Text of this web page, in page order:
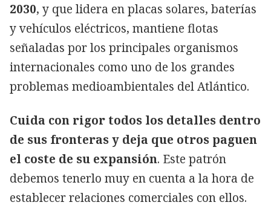
2030, y que lidera en placas solares, baterías
y vehículos eléctricos, mantiene flotas
señaladas por los principales organismos
internacionales como uno de los grandes
problemas medioambientales del Atlántico.
Cuida con rigor todos los detalles dentro
de sus fronteras y deja que otros paguen
el coste de su expansión. Este patrón
debemos tenerlo muy en cuenta a la hora de
establecer relaciones comerciales con ellos.